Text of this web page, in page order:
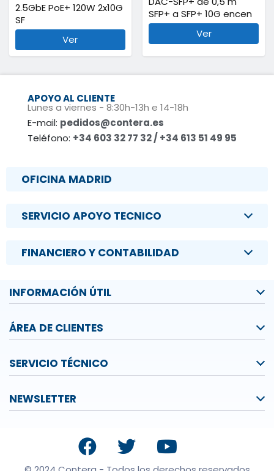
2.5GbE PoE+ 120W 2x10G
SF
Ver
SFP+ a SFP+ 10G encen
Ver
APOYO AL CLIENTE
Lunes a viernes - 8:30h-13h e 14-18h
E-mail: pedidos@contera.es
Teléfono: +34 603 32 77 32 / +34 613 51 49 95
OFICINA MADRID
SERVICIO APOYO TECNICO
FINANCIERO Y CONTABILIDAD
INFORMACIÓN ÚTIL
ÁREA DE CLIENTES
SERVICIO TÉCNICO
NEWSLETTER